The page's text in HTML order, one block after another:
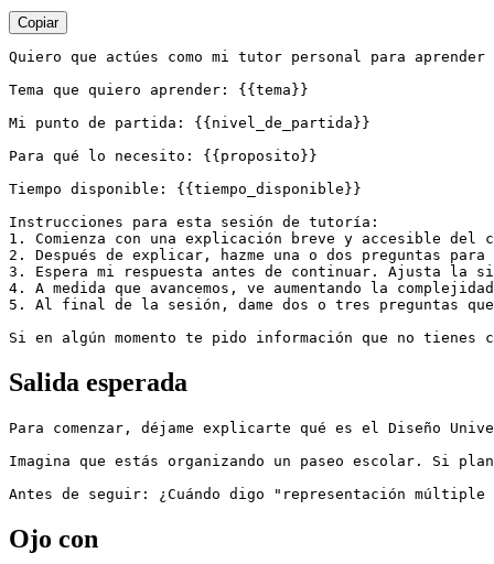
Copiar
Quiero que actúes como mi tutor personal para
Tema que quiero aprender: {{tema}}
Mi punto de partida: {{nivel_de_partida}}
Para qué lo necesito: {{proposito}}
Tiempo disponible: {{tiempo_disponible}}
Instrucciones para esta sesión de tutoría:
1. Comienza con una explicación breve y accesible
2. Después de explicar, hazme una o dos preguntas
3. Espera mi respuesta antes de continuar. Ajusta la
4. A medida que avancemos, ve aumentando la
5. Al final de la sesión, dame dos o tres preguntas
Si en algún momento te pido información que no
Salida esperada
Para comenzar, déjame explicarte qué es el Diseño
Imagina que estás organizando un paseo escolar. Si
Ojo con